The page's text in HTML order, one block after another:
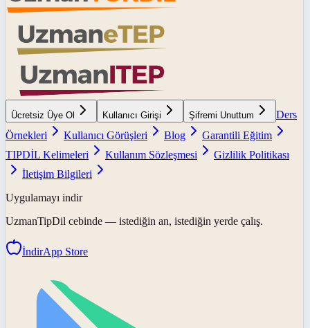
Ücretsiz Üye Ol Kullanıcı Girişi Şifremi Unuttum
Ders
Örnekleri
Kullanıcı Görüşleri Blog
Garantili Eğitim
TIPDİL Kelimeleri
Kullanım Sözleşmesi
Gizlilik Politikası
İletişim Bilgileri
Uygulamayı indir
UzmanTipDil cebinde — istediğin an, istediğin yerde çalış.
İndirApp Store